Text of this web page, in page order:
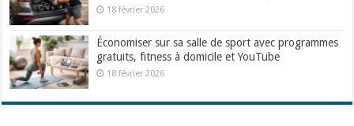
18 février 2026
Économiser sur sa salle de sport avec programmes
gratuits, fitness à domicile et YouTube
18 février 2026